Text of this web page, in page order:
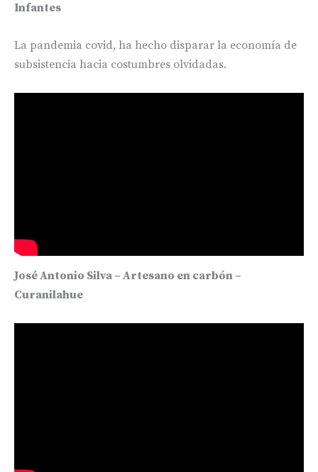
Infantes
La pandemia covid, ha hecho disparar la economía de
subsistencia hacia costumbres olvidadas.
José Antonio Silva – Artesano en carbón –
Curanilahue